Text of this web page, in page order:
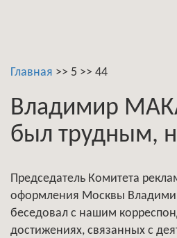
Главная >> 5 >> 44
Владимир
был трудным,
Председатель Комитета
оформления Москвы
беседовал с нашим
достижениях, связанных с